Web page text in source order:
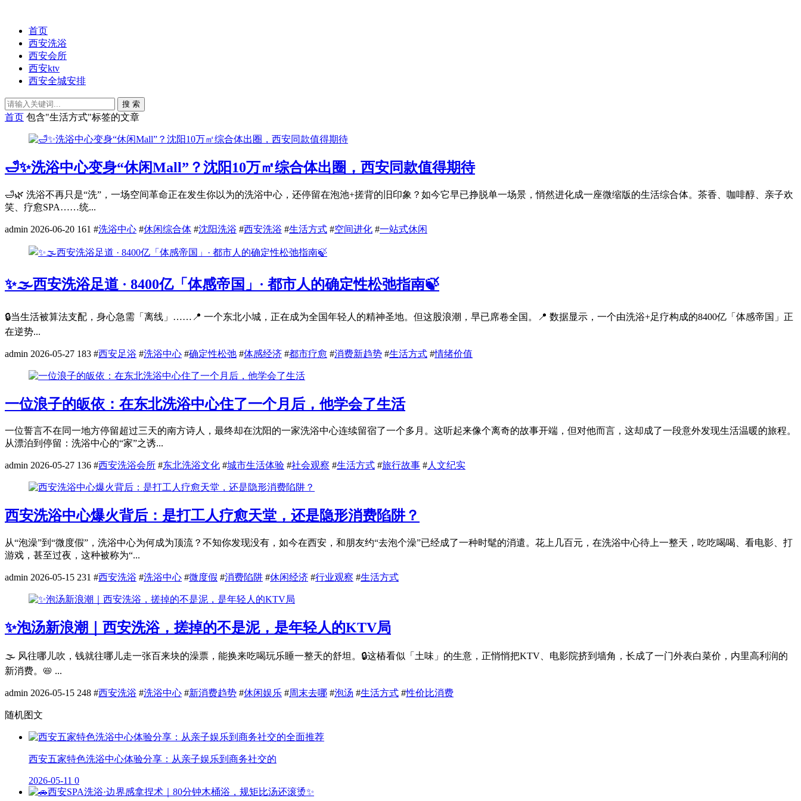
首页
西安洗浴
西安会所
西安ktv
西安全城安排
搜 索
首页 包含"生活方式"标签的文章
🛁✨洗浴中心变身“休闲Mall”？沈阳10万㎡综合体出圈，西安同款值得期待
🛁🌿 洗浴不再只是“洗”，一场空间革命正在发生你以为的洗浴中心，还停留在泡池+搓背的旧印象？如今它早已挣脱单一场景，悄然进化成一座微缩版的生活综合体。茶香、咖啡醇、亲子欢
笑、疗愈SPA……统...
admin 2026-06-20 161 #洗浴中心 #休闲综合体 #沈阳洗浴 #西安洗浴 #生活方式 #空间进化 #一站式休闲
✨🌫️西安洗浴足道 · 8400亿「体感帝国」· 都市人的确定性松弛指南🍃
🔒当生活被算法支配，身心急需「离线」……📍 一个东北小城，正在成为全国年轻人的精神圣地。但这股浪潮，早已席卷全国。📍 数据显示，一个由洗浴+足疗构成的8400亿「体感帝国」正
在逆势...
admin 2026-05-27 183 #西安足浴 #洗浴中心 #确定性松弛 #体感经济 #都市疗愈 #消费新趋势 #生活方式 #情绪价值
一位浪子的皈依：在东北洗浴中心住了一个月后，他学会了生活
一位誓言不在同一地方停留超过三天的南方诗人，最终却在沈阳的一家洗浴中心连续留宿了一个多月。这听起来像个离奇的故事开端，但对他而言，这却成了一段意外发现生活温暖的旅程。
从漂泊到停留：洗浴中心的“家”之诱...
admin 2026-05-27 136 #西安洗浴会所 #东北洗浴文化 #城市生活体验 #社会观察 #生活方式 #旅行故事 #人文纪实
西安洗浴中心爆火背后：是打工人疗愈天堂，还是隐形消费陷阱？
从“泡澡”到“微度假”，洗浴中心为何成为顶流？不知你发现没有，如今在西安，和朋友约“去泡个澡”已经成了一种时髦的消遣。花上几百元，在洗浴中心待上一整天，吃吃喝喝、看电影、打
游戏，甚至过夜，这种被称为“...
admin 2026-05-15 231 #西安洗浴 #洗浴中心 #微度假 #消费陷阱 #休闲经济 #行业观察 #生活方式
✨泡汤新浪潮｜西安洗浴，搓掉的不是泥，是年轻人的KTV局
🌫️ 风往哪儿吹，钱就往哪儿走一张百来块的澡票，能换来吃喝玩乐睡一整天的舒坦。🔒这樁看似「土味」的生意，正悄悄把KTV、电影院挤到墙角，长成了一门外表白菜价，内里高利润的
新消费。📛 ...
admin 2026-05-15 248 #西安洗浴 #洗浴中心 #新消费趋势 #休闲娱乐 #周末去哪 #泡汤 #生活方式 #性价比消费
随机图文
西安五家特色洗浴中心体验分享：从亲子娱乐到商务社交的
2026-05-11 0